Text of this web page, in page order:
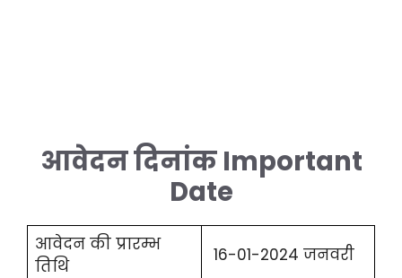
आवेदन दिनांक Important
Date
आवेदन की प्रारम्भ
तिथि
16-01-2024 जनवरी